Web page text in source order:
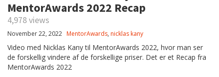
MentorAwards 2022 Recap
4,978 views
November 22, 2022 MentorAwards, nicklas kany
Video med Nicklas Kany til MentorAwards 2022, hvor man ser
de forskellig vindere af de forskellige priser. Det er et Recap fra
MentorAwards 2022